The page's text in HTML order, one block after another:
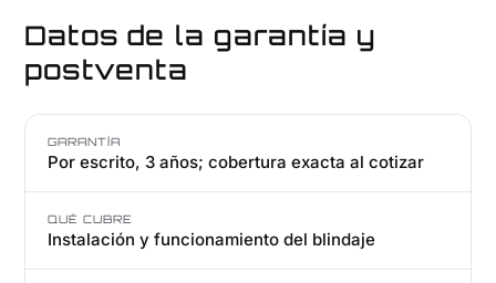
Datos de la garantía y
postventa
GARANTÍA
Por escrito, 3 años; cobertura exacta al cotizar
QUÉ CUBRE
Instalación y funcionamiento del blindaje